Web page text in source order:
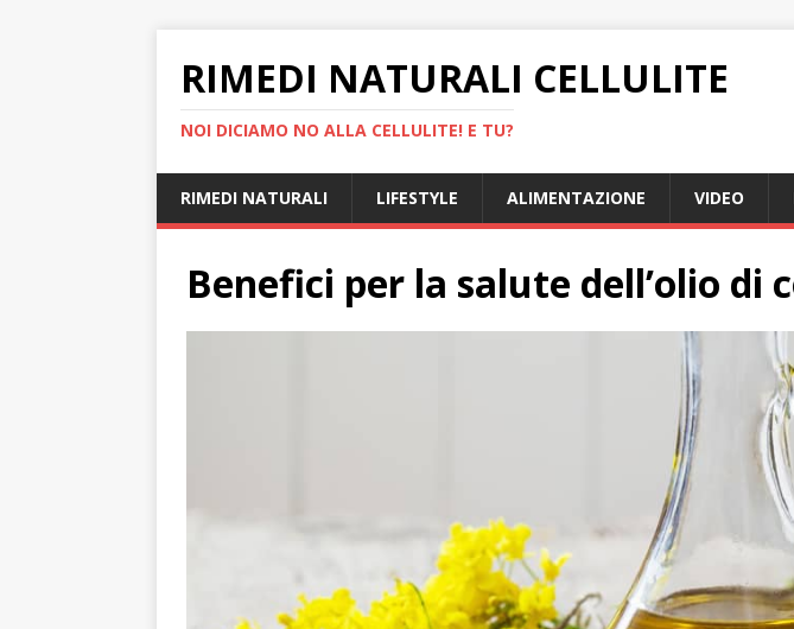
RIMEDI NATURALI CELLULITE
NOI DICIAMO NO ALLA CELLULITE! E TU?
RIMEDI NATURALI LIFESTYLE ALIMENTAZIONE VIDEO
Benefici per la salute dell’olio di